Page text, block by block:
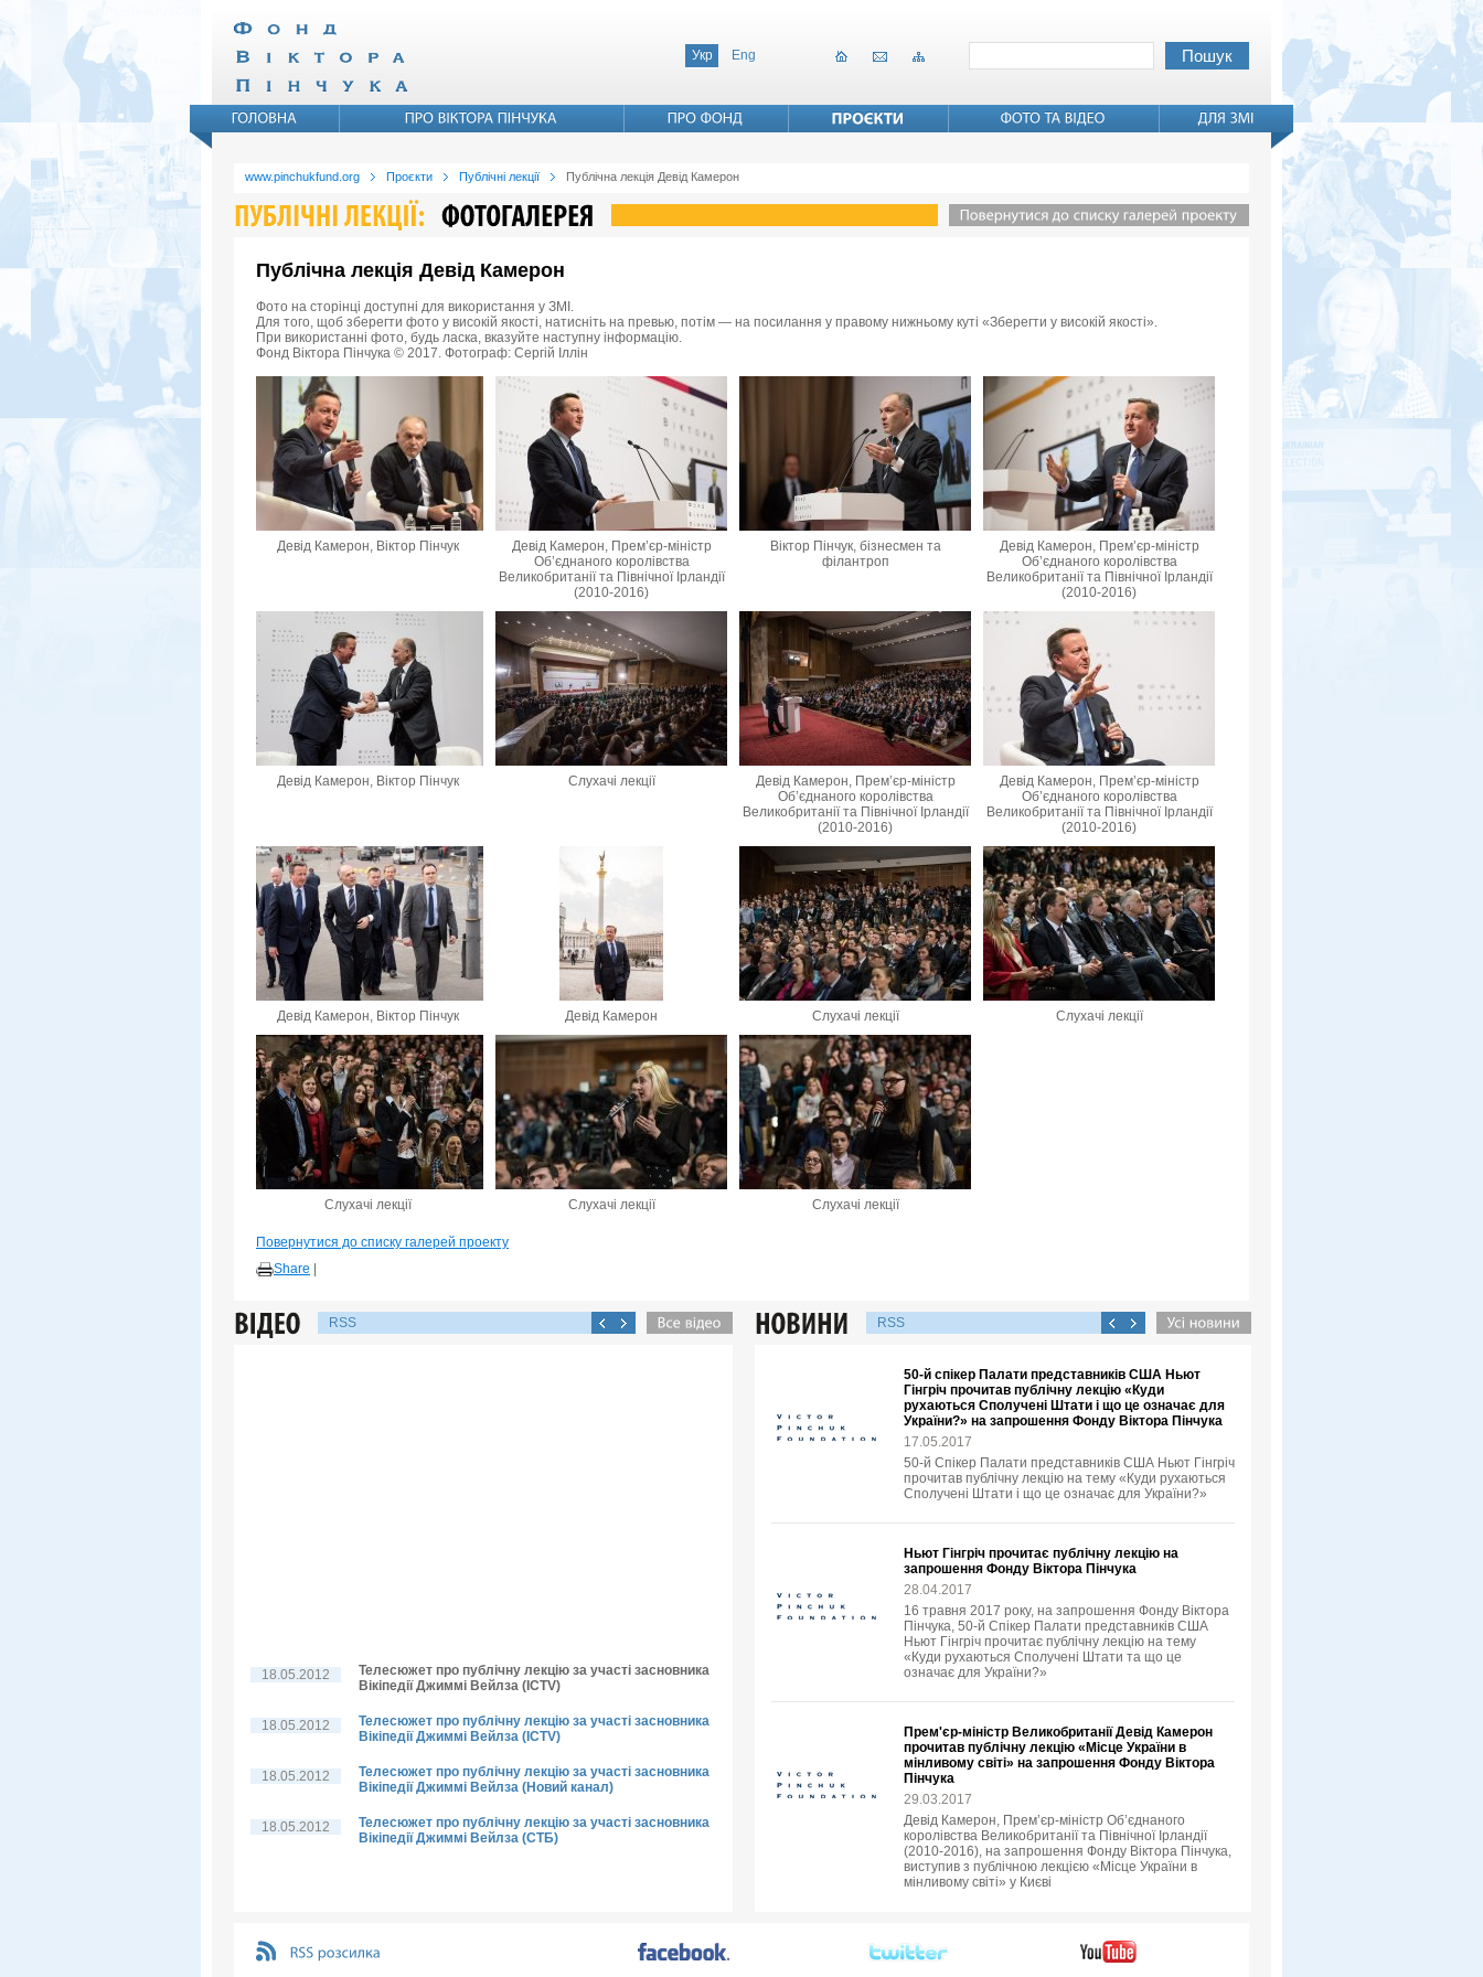
Укр Eng
www.pinchukfund.org Проєкти Публічні лекції Публічна лекція Девід Камерон
Публічна лекція Девід Камерон
Фото на сторінці доступні для використання у ЗМІ.
Для того, щоб зберегти фото у високій якості, натисніть на превью, потім — на посилання у правому нижньому куті «Зберегти у високій якості».
При використанні фото, будь ласка, вказуйте наступну інформацію.
Фонд Віктора Пінчука © 2017. Фотограф: Сергій Іллін
Девід Камерон, Віктор Пінчук
Девід Камерон, Прем’єр-міністр
Об’єднаного королівства
Великобританії та Північної Ірландії
(2010-2016)
Віктор Пінчук, бізнесмен та
філантроп
Девід Камерон, Прем’єр-міністр
Об’єднаного королівства
Великобританії та Північної Ірландії
(2010-2016)
Девід Камерон, Віктор Пінчук Слухачі лекції
Девід Камерон, Прем’єр-міністр
Об’єднаного королівства
Великобританії та Північної Ірландії
(2010-2016)
Девід Камерон, Прем’єр-міністр
Об’єднаного королівства
Великобританії та Північної Ірландії
(2010-2016)
Девід Камерон, Віктор Пінчук Девід Камерон Слухачі лекції Слухачі лекції
Слухачі лекції Слухачі лекції Слухачі лекції
Повернутися до списку галерей проекту
Share
RSS
18.05.2012
Телесюжет про публічну лекцію за участі засновника
Вікіпедії Джиммі Вейлза (ICTV)
18.05.2012
Телесюжет про публічну лекцію за участі засновника
Вікіпедії Джиммі Вейлза (ICTV)
18.05.2012
Телесюжет про публічну лекцію за участі засновника
Вікіпедії Джиммі Вейлза (Новий канал)
18.05.2012
Телесюжет про публічну лекцію за участі засновника
Вікіпедії Джиммі Вейлза (СТБ)
RSS
50-й спікер Палати представників США Ньют
Гінгріч прочитав публічну лекцію «Куди
рухаються Сполучені Штати і що це означає для
України?» на запрошення Фонду Віктора Пінчука
17.05.2017
50-й Спікер Палати представників США Ньют Гінгріч
прочитав публічну лекцію на тему «Куди рухаються
Сполучені Штати і що це означає для України?»
Ньют Гінгріч прочитає публічну лекцію на
запрошення Фонду Віктора Пінчука
28.04.2017
16 травня 2017 року, на запрошення Фонду Віктора
Пінчука, 50-й Спікер Палати представників США
Ньют Гінгріч прочитає публічну лекцію на тему
«Куди рухаються Сполучені Штати та що це
означає для України?»
Прем'єр-міністр Великобританії Девід Камерон
прочитав публічну лекцію «Місце України в
мінливому світі» на запрошення Фонду Віктора
Пінчука
29.03.2017
Девід Камерон, Прем’єр-міністр Об’єднаного
королівства Великобританії та Північної Ірландії
(2010-2016), на запрошення Фонду Віктора Пінчука,
виступив з публічною лекцією «Місце України в
мінливому світі» у Києві